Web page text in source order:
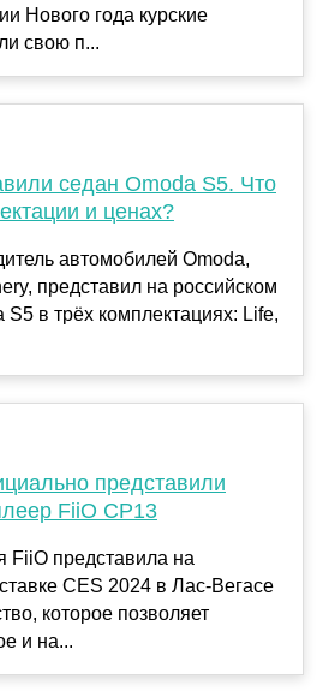
Нового года курские
свою п...
седан Omoda S5. Что
и ценах?
автомобилей Omoda,
представил на российском
в трёх комплектациях: Life,
представили
FiiO CP13
FiiO представила на
CES 2024 в Лас-Вегасе
которое позволяет
и на...